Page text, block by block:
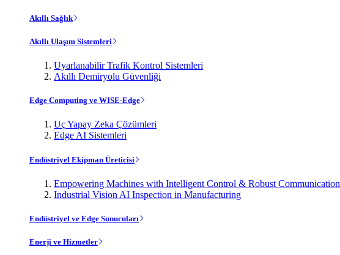
Akıllı Sağlık
Akıllı Ulaşım Sistemleri
Uyarlanabilir Trafik Kontrol Sistemleri
Akıllı Demiryolu Güvenliği
Edge Computing ve WISE-Edge
Uç Yapay Zeka Çözümleri
Edge AI Sistemleri
Endüstriyel Ekipman Üreticisi
Empowering Machines with Intelligent Control & Robust Communication
Industrial Vision AI Inspection in Manufacturing
Endüstriyel ve Edge Sunucuları
Enerji ve Hizmetler